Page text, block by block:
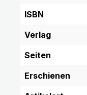
ISBN
Verlag
Seiten
Erschienen
Text vergrößern